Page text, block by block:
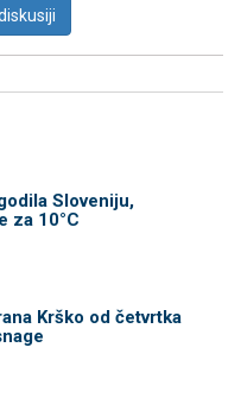
Sloveniju,
za 10°C
Krško od četvrtka